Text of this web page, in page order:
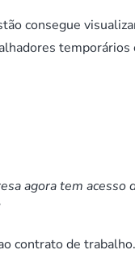
consegue
agora tem acesso
contrato de trabalho.